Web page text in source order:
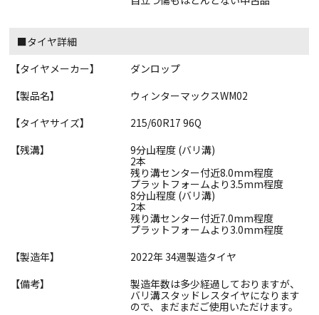
■タイヤ詳細
【タイヤメーカー】
ダンロップ
【製品名】
ウィンターマックスWM02
【タイヤサイズ】
215/60R17 96Q
【残溝】
9分山程度 (バリ溝)
2本
残り溝センター付近8.0mm程度
プラットフォームより3.5mm程度
8分山程度 (バリ溝)
2本
残り溝センター付近7.0mm程度
プラットフォームより3.0mm程度
【製造年】
2022年 34週製造タイヤ
【備考】
製造年数は多少経過しておりますが、
バリ溝スタッドレスタイヤになります
ので、まだまだご使用いただけます。